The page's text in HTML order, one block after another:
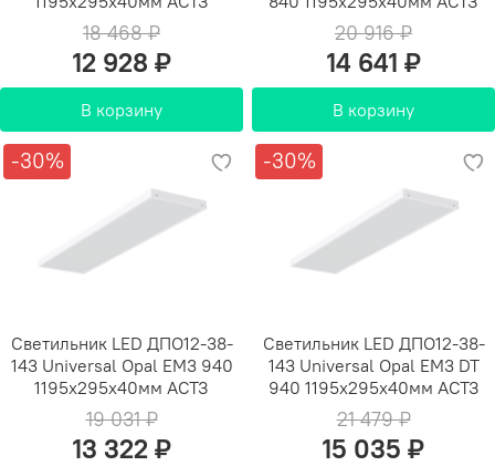
18 468 ₽
12 928 ₽
В корзину
20 916 ₽
14 641 ₽
В корзину
-30%
Светильник LED ДПО12-38-
143 Universal Opal EM3 940
1195х295х40мм АСТЗ
19 031 ₽
13 322 ₽
-30%
Светильник LED ДПО12-38-
143 Universal Opal EM3 DT
940 1195х295х40мм АСТЗ
21 479 ₽
15 035 ₽